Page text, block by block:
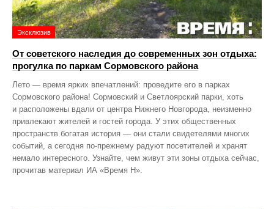
Эксклюзив
От советского наследия до современных зон отдыха:
прогулка по паркам Сормовского района
Лето — время ярких впечатлений: проведите его в парках
Сормовского района! Сормовский и Светлоярский парки, хоть
и расположены вдали от центра Нижнего Новгорода, неизменно
привлекают жителей и гостей города. У этих общественных
пространств богатая история — они стали свидетелями многих
событий, а сегодня по‑прежнему радуют посетителей и хранят
немало интересного. Узнайте, чем живут эти зоны отдыха сейчас,
прочитав материал ИА «Время Н».